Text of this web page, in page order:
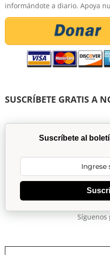
informándote a diario. Apoya
SUSCRÍBETE GRATIS A
Suscríbete al
Síguenos